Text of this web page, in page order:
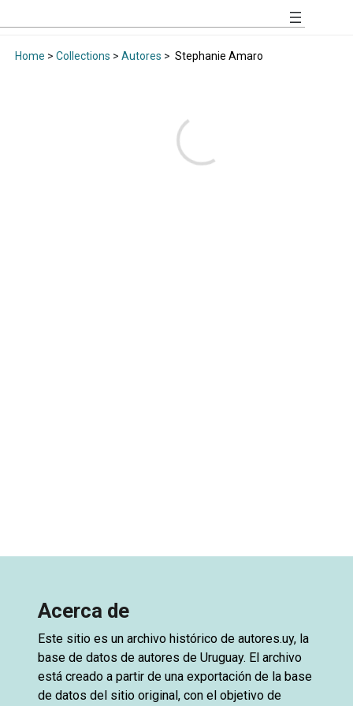
Home > Collections > Autores > Stephanie Amaro
Acerca de
Este sitio es un archivo histórico de autores.uy, la
base de datos de autores de Uruguay. El archivo
está creado a partir de una exportación de la base
de datos del sitio original, con el objetivo de